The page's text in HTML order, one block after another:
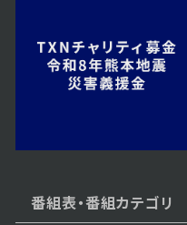
番組表・番組カテゴリ